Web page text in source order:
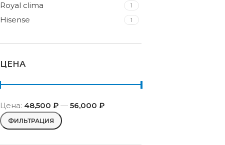
Royal clima 1
Hisense 1
ЦЕНА
ФИЛЬТРАЦИЯ
Цена: 48,500 ₽ — 56,000 ₽